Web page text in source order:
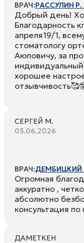
ВРАЧ:РАССУЛИН Р.
Добрый день!
Благодарность
апреля19/1,
стоматологу
Аюповичу, за
хорошее
СЕРГЕЙ М.
03.06.2026
ВРАЧ:ДЕМБИЦКИЙ
Огромная
аккуратно ,
абсолютно
консультация
ДАМЕТКЕН